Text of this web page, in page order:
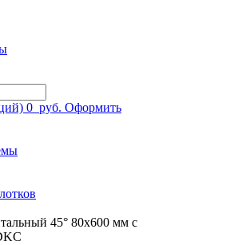
0 руб. Оформить
45° 80х600 мм с